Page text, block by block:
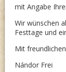
mit Angabe
Wir wünschen
Festtage und
Mit
Nándor Frei